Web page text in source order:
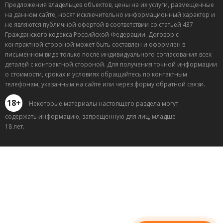
Предложения владельцев объектов, цены на их услуги, размещенные
на данном сайте, носят исключительно информационный характер и
не являются публичной офертой в соответствии со статьей 437
Гражданского кодекса Российской Федерации. Договор с
контрактной стороной может быть составлен и оформлен в
письменном виде только после индивидуального согласования всех
деталей с контрактной стороной. Для получения точной информации
о стоимости, сроках и условиях обращайтесь по контактным
телефонам, указанным на сайте или через форму обратной связи.
18+
Некоторые материалы настоящего раздела могут
содержать информацию, запрещенную для лиц, младше
18 лет.
Подписывайтесь в Telegram или MAX —